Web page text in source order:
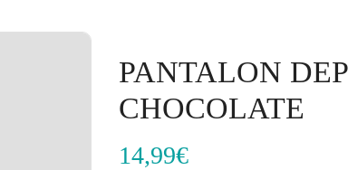
PANTALON
CHOCOLATE
14,99€